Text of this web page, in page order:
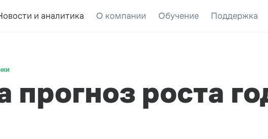
и аналитика О компании Обучение Поддержка
прогноз роста